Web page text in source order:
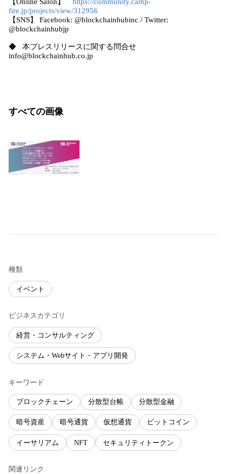
fire.jp/projects/view/312956
【SNS】 Facebook: @blockchainhubinc / Twitter:
@blockchainhubjp
◆ 本プレスリリースに関する問合せ
info@blockchainhub.co.jp
すべての画像
種類
イベント
ビジネスカテゴリ
経営・コンサルティング
システム・Webサイト・アプリ開発
キーワード
ブロックチェーン 分散型台帳 分散型金融
暗号資産 暗号通貨 仮想通貨 ビットコイン
イーサリアム NFT セキュリティトークン
関連リンク